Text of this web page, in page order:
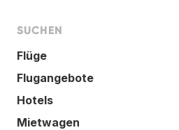
SUCHEN
Flüge
Flugangebote
Hotels
Mietwagen